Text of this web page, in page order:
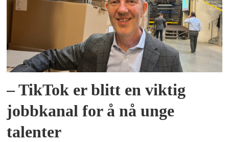
– TikTok er blitt en viktig
jobbkanal for å nå unge
talenter